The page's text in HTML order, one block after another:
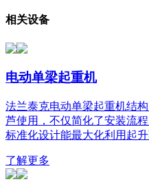
相关设备
电动单梁起重机
法兰泰克电动单梁起重机结
芦使用，不仅简化了安装流
标准化设计能最大化利用起
了解更多